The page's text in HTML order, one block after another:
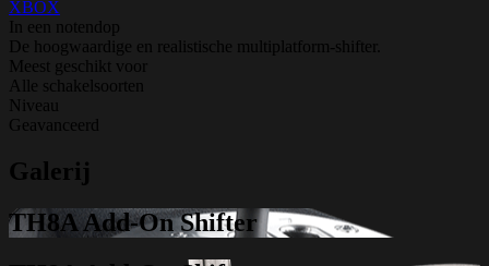
XBOX
In een notendop
De hoogwaardige en realistische multiplatform-shifter.
Meest geschikt voor
Alle schakelsoorten
Niveau
Geavanceerd
Galerij
TH8A Add-On Shifter